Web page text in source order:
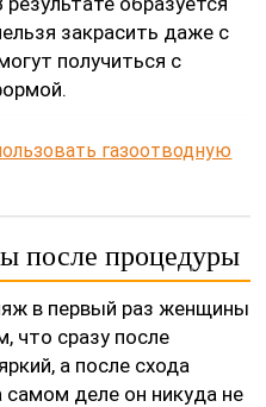
закрасить даже с
получиться с
газоотводную
после процедуры
в первый раз женщины
что сразу после
а после схода
самом деле он никуда не